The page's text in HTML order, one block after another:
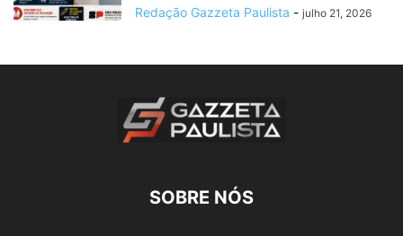
Redação Gazzeta Paulista - julho 21, 2026
SOBRE NÓS